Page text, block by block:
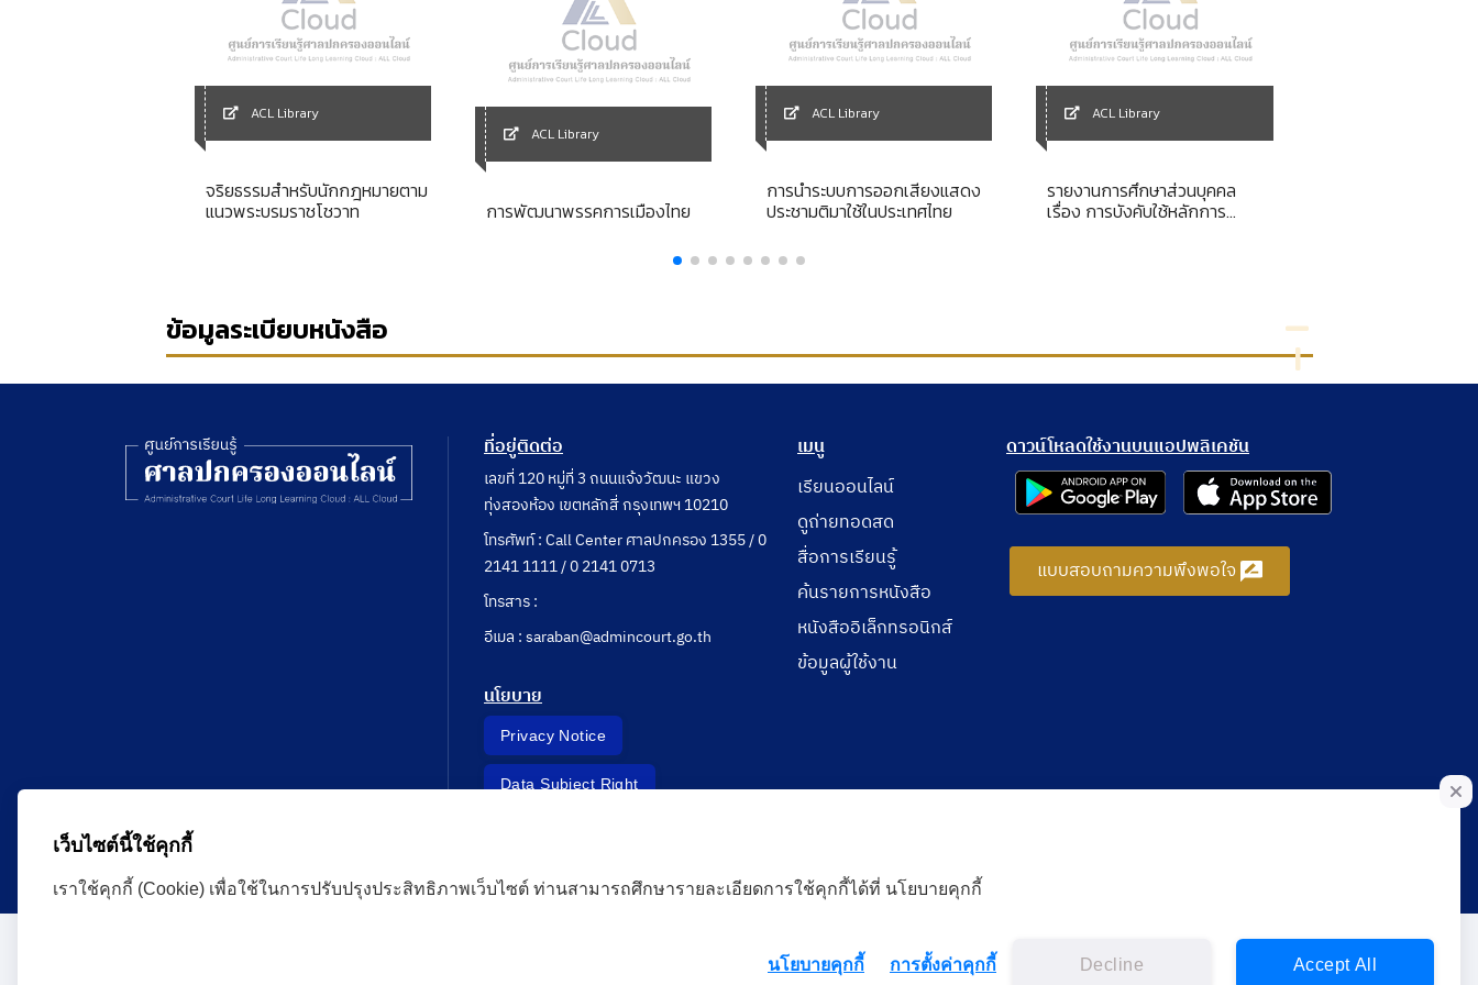
ACL Library
จริยธรรมสำหรับนักกฎหมายตาม
แนวพระบรมราชโชวาท
ACL Library
การพัฒนาพรรคการเมืองไทย
ACL Library
การนำระบบการออกเสียงแสดง
ประชามติมาใช้ในประเทศไทย
ACL Library
รายงานการศึกษาส่วนบุคคล
เรื่อง การบังคับใช้หลักการ
ข้อมูลระเบียบหนังสือ
ที่อยู่ติดต่อ
เลขที่ 120 หมู่ที่ 3 ถนนแจ้งวัฒนะ แขวง
ทุ่งสองห้อง เขตหลักสี่ กรุงเทพฯ 10210
โทรศัพท์ : Call Center ศาลปกครอง 1355 / 0
2141 1111 / 0 2141 0713
โทรสาร :
อีเมล : saraban@admincourt.go.th
นโยบาย
Privacy Notice
Data Subject Right
เมนู
เรียนออนไลน์
ดูถ่ายทอดสด
สื่อการเรียนรู้
ค้นรายการหนังสือ
หนังสืออิเล็กทรอนิกส์
ข้อมูลผู้ใช้งาน
ดาวน์โหลดใช้งานบนแอปพลิเคชัน
แบบสอบถามความพึงพอใจ
เว็บไซต์นี้ใช้คุกกี้
เราใช้คุกกี้ (Cookie) เพื่อใช้ในการปรับปรุงประสิทธิภาพเว็บไซต์ ท่านสามารถศึกษารายละเอียดการใช้คุกกี้ได้ที่ นโยบายคุกกี้
นโยบายคุกกี้ การตั้งค่าคุกกี้ Decline Accept All